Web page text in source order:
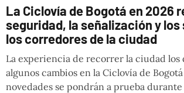
La Ciclovía de Bogotá en 2026
seguridad, la señalización y
los corredores de la ciudad
La experiencia de recorrer la ciudad los
algunos cambios en la Ciclovía de
novedades se pondrán a prueba durante